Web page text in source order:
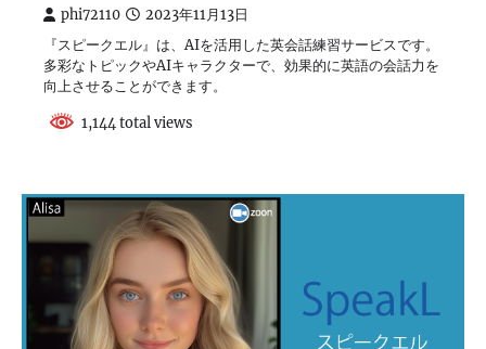
phi72110 2023年11月13日
『スピークエル』は、AIを活用した英会話練習サービスです。
多彩なトピックやAIキャラクターで、効果的に英語の会話力を
向上させることができます。
1,144 total views